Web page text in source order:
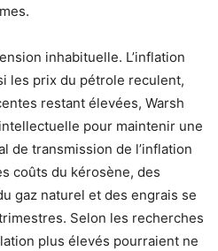
inhabituelle. L’inflation
les prix du pétrole reculent,
restant élevées, Warsh
pour maintenir une
de transmission de l’inflation
coûts du kérosène, des
gaz naturel et des engrais se
Selon les recherches
plus élevés pourraient ne